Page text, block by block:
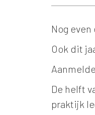
Nog
Ook dit
De helft
praktijk